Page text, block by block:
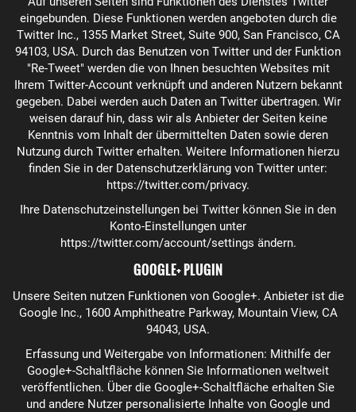
eingebunden. Diese Funktionen werden angeboten durch die
Twitter Inc., 1355 Market Street, Suite 900, San Francisco, CA
94103, USA. Durch das Benutzen von Twitter und der Funktion
"Re-Tweet" werden die von Ihnen besuchten Websites mit
Ihrem Twitter-Account verknüpft und anderen Nutzern bekannt
gegeben. Dabei werden auch Daten an Twitter übertragen. Wir
weisen darauf hin, dass wir als Anbieter der Seiten keine
Kenntnis vom Inhalt der übermittelten Daten sowie deren
Nutzung durch Twitter erhalten. Weitere Informationen hierzu
finden Sie in der Datenschutzerklärung von Twitter unter:
https://twitter.com/privacy.
Ihre Datenschutzeinstellungen bei Twitter können Sie in den
Konto-Einstellungen unter
https://twitter.com/account/settings ändern.
GOOGLE+ PLUGIN
Unsere Seiten nutzen Funktionen von Google+. Anbieter ist die
Google Inc., 1600 Amphitheatre Parkway, Mountain View, CA
94043, USA.
Erfassung und Weitergabe von Informationen: Mithilfe der
Google+-Schaltfläche können Sie Informationen weltweit
veröffentlichen. Über die Google+-Schaltfläche erhalten Sie
und andere Nutzer personalisierte Inhalte von Google und